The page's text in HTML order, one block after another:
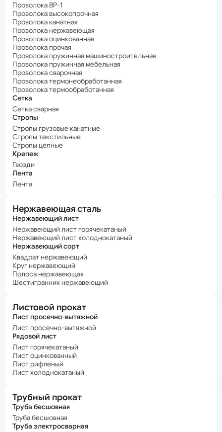
Проволока ВР-1
Проволока высокопрочная
Проволока канатная
Проволока нержавеющая
Проволока оцинкованная
Проволока прочая
Проволока пружинная машиностроительная
Проволока пружинная мебельная
Проволока сварочная
Проволока термонеобработанная
Проволока термообработанная
Сетка
Сетка сварная
Стропы
Стропы грузовые канатные
Стропы текстильные
Стропы цепные
Крепеж
Гвозди
Лента
Лента
Нержавеющая сталь
Нержавеющий лист
Нержавеющий лист горячекатаный
Нержавеющий лист холоднокатаный
Нержавеющий сорт
Квадрат нержавеющий
Круг нержавеющий
Полоса нержавеющая
Шестигранник нержавеющий
Листовой прокат
Лист просечно-вытяжной
Лист просечно-вытяжной
Рядовой лист
Лист горячекатаный
Лист оцинкованный
Лист рифленый
Лист холоднокатаный
Трубный прокат
Труба бесшовная
Труба бесшовная
Труба электросварная